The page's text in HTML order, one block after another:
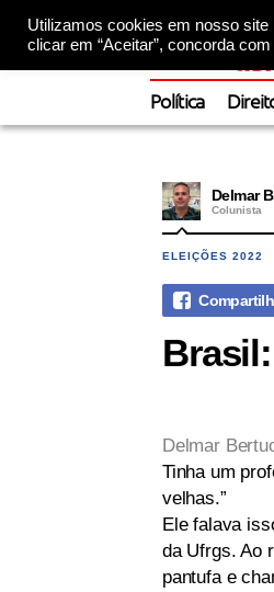
Utilizamos cookies em nosso
clicar em “Aceitar”, concorda
Política
Delmar
Colunista
ELEIÇÕES 2022
Delmar
Tinha um
velhas.”
Ele falava
da Ufrgs. Ao
pantufa e